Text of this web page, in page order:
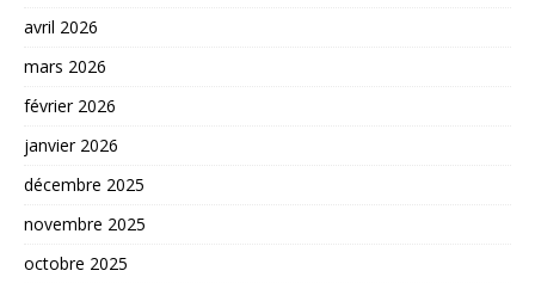
avril 2026
mars 2026
février 2026
janvier 2026
décembre 2025
novembre 2025
octobre 2025